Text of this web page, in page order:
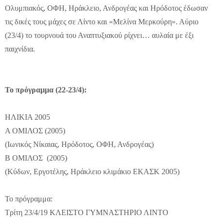
Ολυμπιακός, ΟΦΗ, Ηράκλειο, Ανδρογέας και Ηρόδοτος έδωσαν
τις δικές τους μάχες σε Λίντο και «Μελίνα Μερκούρη». Αύριο
(23/4) το τουρνουά του Αναπτυξιακού ρίχνει… αυλαία με έξι
παιχνίδια.
Το πρόγραμμα (22-23/4):
ΗΛΙΚΙΑ 2005
Α ΟΜΙΛΟΣ (2005)
(Ιωνικός Νίκαιας, Ηρόδοτος, ΟΦΗ, Ανδρογέας)
Β ΟΜΙΛΟΣ (2005)
(Κύδων, Εργοτέλης, Ηράκλειο κλιμάκιο ΕΚΑΣΚ 2005)
Το πρόγραμμα:
Τρίτη 23/4/19 ΚΛΕΙΣΤΟ ΓΥΜΝΑΣΤΗΡΙΟ ΛΙΝΤΟ